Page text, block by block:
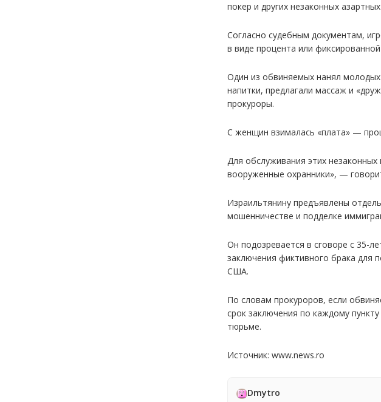
покер и других незаконных азартных
Согласно судебным документам,
в виде процента или
Один из обвиняемых нанял
напитки, предлагали массаж и
прокуроры.
С женщин взималась «плата» —
Для обслуживания этих
вооруженные охранники», —
Израильтянину предъявлены
мошенничестве и подделке
Он подозревается в сговоре с 35-
заключения фиктивного брака для
США.
По словам прокуроров, если
срок заключения по каждому
тюрьме.
Источник: www.news.ro
Dmytro